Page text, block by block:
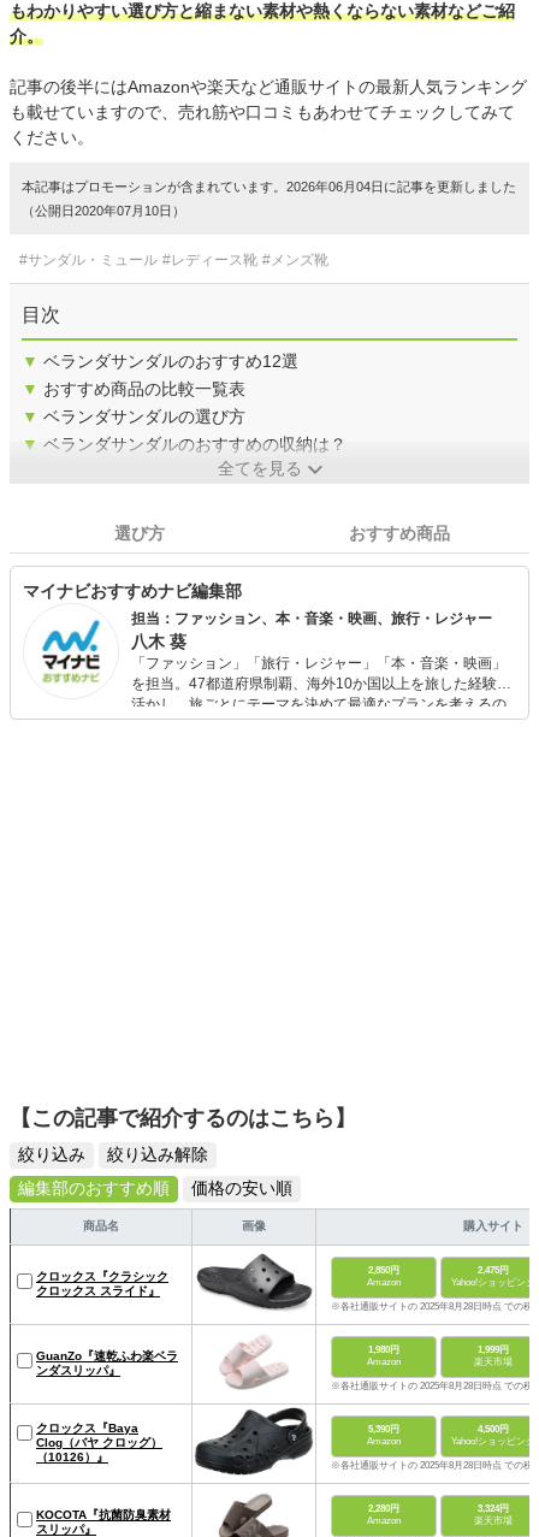
もわかりやすい選び方と縮まない素材や熱くならない素材などご紹
介。
記事の後半にはAmazonや楽天など通販サイトの最新人気ランキング
も載せていますので、売れ筋や口コミもあわせてチェックしてみて
ください。
本記事はプロモーションが含まれています。2026年06月04日に記事を更新しました
（公開日2020年07月10日）
#サンダル・ミュール #レディース靴 #メンズ靴
目次
▼ ベランダサンダルのおすすめ12選
▼ おすすめ商品の比較一覧表
▼ ベランダサンダルの選び方
▼ ベランダサンダルのおすすめの収納は？
全てを見る
選び方 おすすめ商品
マイナビおすすめナビ編集部
担当：ファッション、本・音楽・映画、旅行・レジャー
八木 葵
「ファッション」「旅行・レジャー」「本・音楽・映画」
を担当。47都道府県制覇、海外10か国以上を旅した経験を
活かし、旅ごとにテーマを決めて最適なプランを考えるの
が得意。また、アパレルショップでの販売経験もあり。誰
【この記事で紹介するのはこちら】
絞り込み
絞り込み解除
編集部のおすすめ順
価格の安い順
商品名 画像 購入サイト
クロックス『クラシック
クロックス スライド』
2,850円
Amazon
2,475円
Yahoo!ショッピング
※各社通販サイトの 2025年8月28日時点 での税
GuanZo『速乾ふわ楽ベラ
ンダスリッパ』
1,980円
Amazon
1,999円
楽天市場
※各社通販サイトの 2025年8月28日時点 での税
クロックス『Baya
Clog（バヤ クロッグ）
（10126）』
5,390円
Amazon
4,500円
Yahoo!ショッピング
※各社通販サイトの 2025年8月28日時点 での税
KOCOTA『抗菌防臭素材
スリッパ』
2,280円
Amazon
3,324円
楽天市場